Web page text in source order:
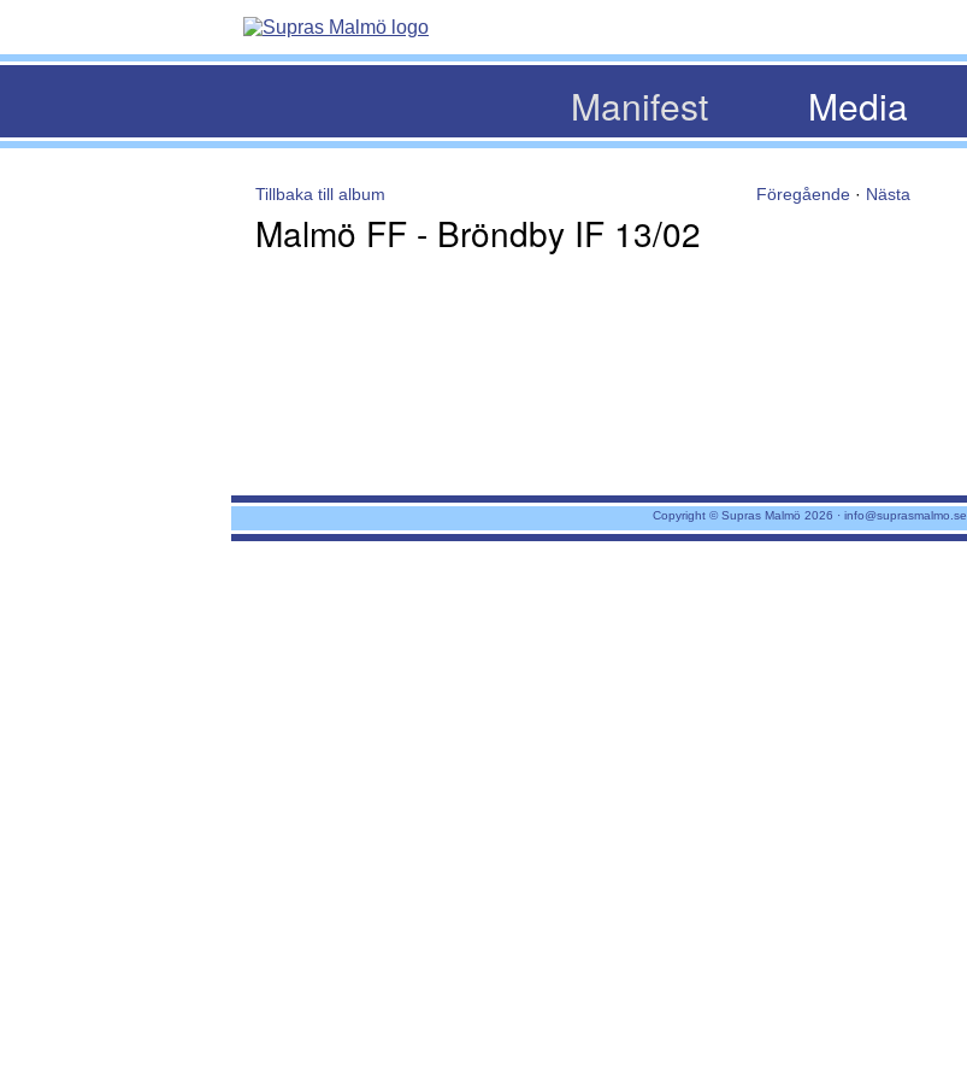
Manifest Media
Malmö FF - Bröndby IF 13/02
Tillbaka till album Föregående · Nästa
Copyright © Supras Malmö 2026 · info@suprasmalmo.se